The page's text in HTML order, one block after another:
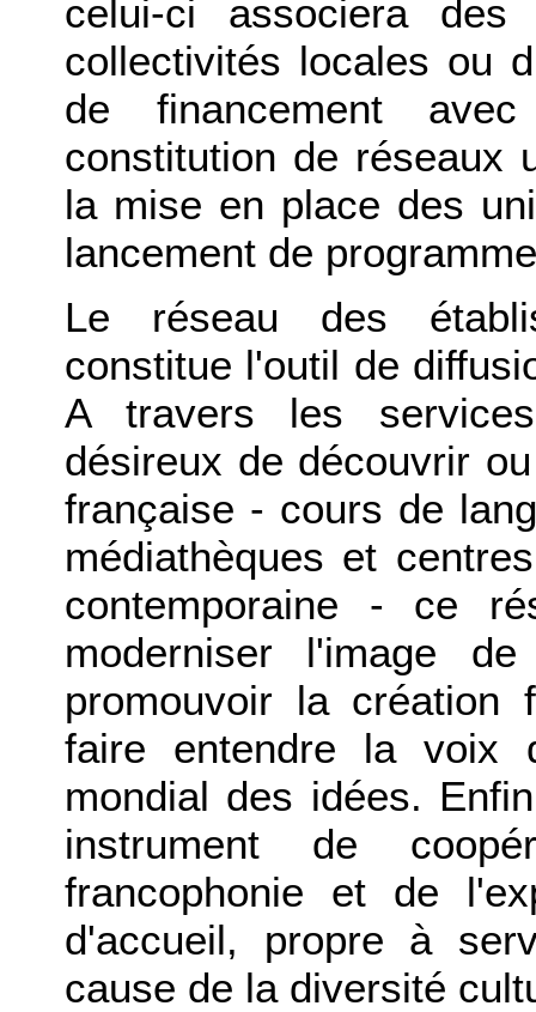
celui-ci associera des
collectivités locales ou
de financement
constitution de réseaux
la mise en place des
lancement de
Le réseau des
constitue l'outil de
A travers les
désireux de découvrir
française - cours de
médiathèques et
contemporaine - ce
moderniser l'image
promouvoir la création
faire entendre la voix
mondial des idées.
instrument de
francophonie et de
d'accueil, propre à
cause de la diversité